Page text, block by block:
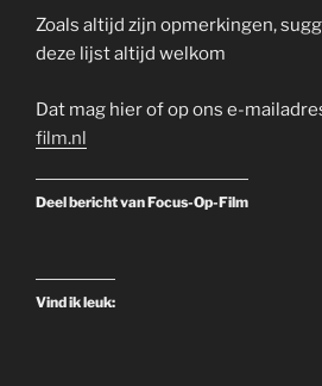
Zoals altijd zijn opmerkingen,
deze lijst altijd welkom
Dat mag hier of op ons e-
film.nl
Deel bericht van Focus-Op-Film
Vind ik leuk: